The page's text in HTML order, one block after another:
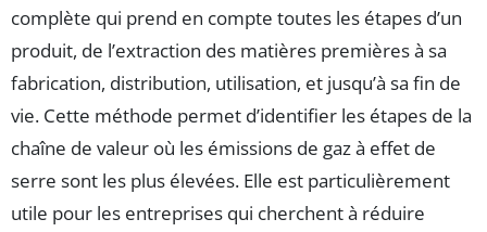
complète qui prend en compte toutes les étapes d’un
produit, de l’extraction des matières premières à sa
fabrication, distribution, utilisation, et jusqu’à sa fin de
vie. Cette méthode permet d’identifier les étapes de la
chaîne de valeur où les émissions de gaz à effet de
serre sont les plus élevées. Elle est particulièrement
utile pour les entreprises qui cherchent à réduire